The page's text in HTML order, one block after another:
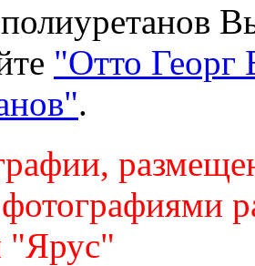
"Отто Георг
.
"Ярус"